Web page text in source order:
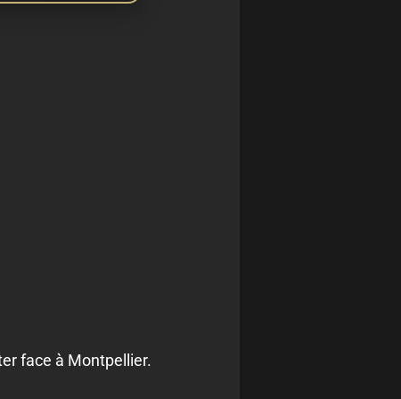
face à Montpellier.